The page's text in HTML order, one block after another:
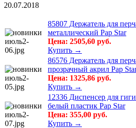
20.07.2018
85807 Держатель для
металлический Рар Star
Цена: 2505,60 руб.
Купить →
86576 Держатель для
прозрачный акрил Pap
Цена: 1325,86 руб.
Купить →
12336 Диспенсер для
белый пластик Рар Star
Цена: 355,00 руб.
Купить →